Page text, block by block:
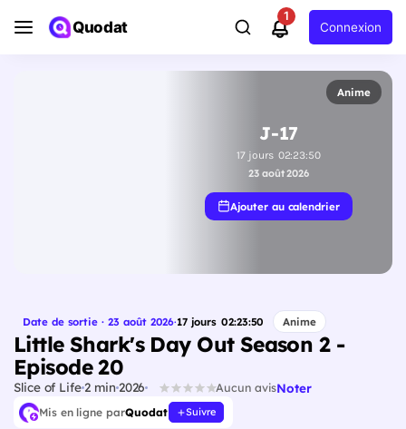
Quodat
1
Connexion
Anime
J-17
17 jours 02:23:49
23 août 2026
Ajouter au calendrier
Date de sortie · 23 août 2026·17 jours 02:23:49 Anime
Little Shark's Day Out Season 2 -
Episode 20
Slice of Life 2 min 2026 Aucun avisNoter
Mis en ligne parQuodat Suivre